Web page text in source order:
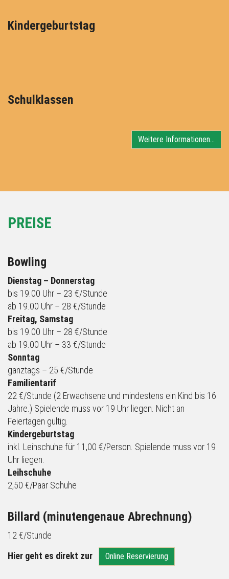
Kindergeburtstag
Schulklassen
Weitere Informationen…
PREISE
Bowling
Dienstag – Donnerstag
bis 19.00 Uhr – 23 €/Stunde
ab 19.00 Uhr – 28 €/Stunde
Freitag, Samstag
bis 19.00 Uhr – 28 €/Stunde
ab 19.00 Uhr – 33 €/Stunde
Sonntag
ganztags – 25 €/Stunde
Familientarif
22 €/Stunde (2 Erwachsene und mindestens ein Kind bis 16
Jahre.) Spielende muss vor 19 Uhr liegen. Nicht an
Feiertagen gültig.
Kindergeburtstag
inkl. Leihschuhe für 11,00 €/Person. Spielende muss vor 19
Uhr liegen.
Leihschuhe
2,50 €/Paar Schuhe
Billard (minutengenaue Abrechnung)
12 €/Stunde
Hier geht es direkt zur
Online Reservierung